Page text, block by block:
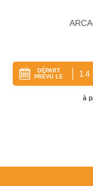
DÉPART
PRÉVU LE
14
à